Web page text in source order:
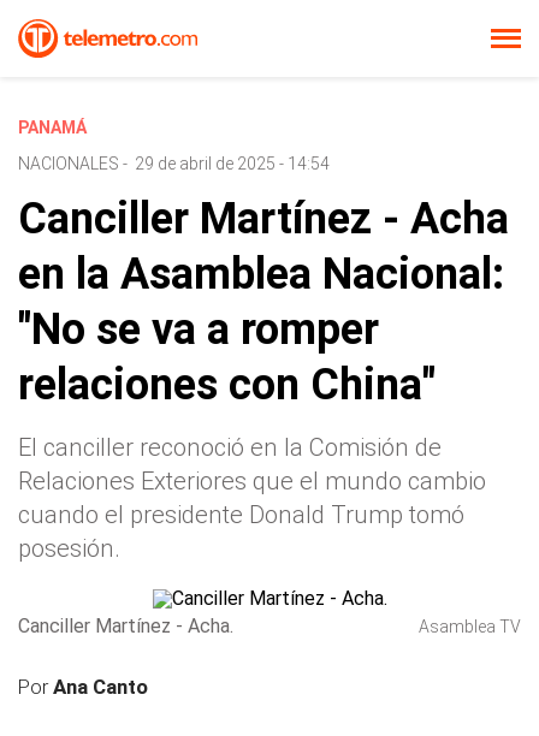
PANAMÁ
NACIONALES - 29 de abril de 2025 - 14:54
Canciller Martínez - Acha
en la Asamblea Nacional:
"No se va a romper
relaciones con China"
El canciller reconoció en la Comisión de
Relaciones Exteriores que el mundo cambio
cuando el presidente Donald Trump tomó
posesión.
Canciller Martínez - Acha. Asamblea TV
PorAna Canto